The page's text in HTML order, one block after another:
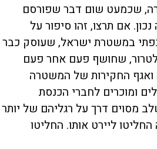
שכמעט שום דבר שפורסם
אם תרצו, זהו סיפור על
במשטרת ישראל, שעוסק כבר
שחושף פעם אחר פעם
ואגף החקירות של המשטרה
ומוכרים לחברי הכנסת
מסוים דרך על רגליהם של יותר
ליירט אותו. החליטו